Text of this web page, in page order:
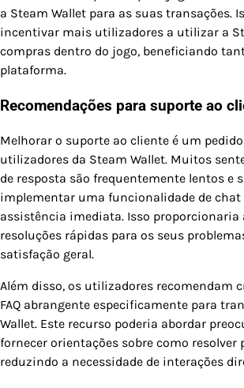
a Steam Wallet para as suas transações.
incentivar mais utilizadores a utilizar a
compras dentro do jogo, beneficiando
plataforma.
Recomendações para suporte ao
Melhorar o suporte ao cliente é um
utilizadores da Steam Wallet. Muitos
de resposta são frequentemente lentos e
implementar uma funcionalidade de chat
assistência imediata. Isso proporcionaria
resoluções rápidas para os seus
satisfação geral.
Além disso, os utilizadores recomendam
FAQ abrangente especificamente para
Wallet. Este recurso poderia abordar
fornecer orientações sobre como resolver
reduzindo a necessidade de interações